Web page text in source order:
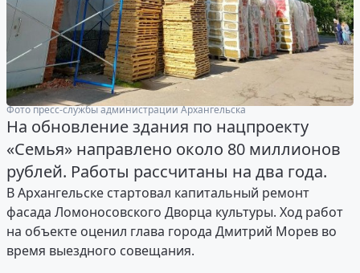
Фото пресс-службы администрации Архангельска
На обновление здания по нацпроекту
«Семья» направлено около 80 миллионов
рублей. Работы рассчитаны на два года.
В Архангельске стартовал капитальный ремонт
фасада Ломоносовского Дворца культуры. Ход работ
на объекте оценил глава города Дмитрий Морев во
время выездного совещания.